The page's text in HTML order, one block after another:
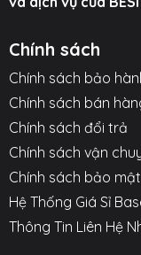
Chính sách
Chính sách bảo
Chính sách bán
Chính sách đổi trả
Chính sách vận
Chính sách bảo mật
Hệ Thống Giá Sỉ
Thông Tin Liên Hệ